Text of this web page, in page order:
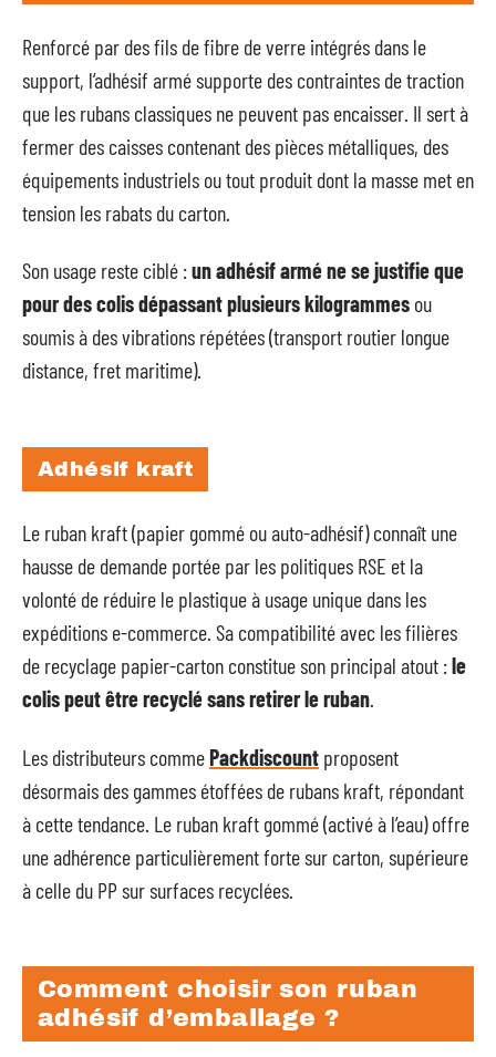
Renforcé par des fils de fibre de verre intégrés dans le
support, l’adhésif armé supporte des contraintes de traction
que les rubans classiques ne peuvent pas encaisser. Il sert à
fermer des caisses contenant des pièces métalliques, des
équipements industriels ou tout produit dont la masse met en
tension les rabats du carton.
Son usage reste ciblé :un adhésif armé ne se justifie que
pour des colis dépassant plusieurs kilogrammes ou
soumis à des vibrations répétées (transport routier longue
distance, fret maritime).
Adhésif kraft
Le ruban kraft (papier gommé ou auto-adhésif) connaît une
hausse de demande portée par les politiques RSE et la
volonté de réduire le plastique à usage unique dans les
expéditions e-commerce. Sa compatibilité avec les filières
de recyclage papier-carton constitue son principal atout :le
colis peut être recyclé sans retirer le ruban.
Les distributeurs commePackdiscount proposent
désormais des gammes étoffées de rubans kraft, répondant
à cette tendance. Le ruban kraft gommé (activé à l’eau) offre
une adhérence particulièrement forte sur carton, supérieure
à celle du PP sur surfaces recyclées.
Comment choisir son ruban
adhésif d’emballage ?